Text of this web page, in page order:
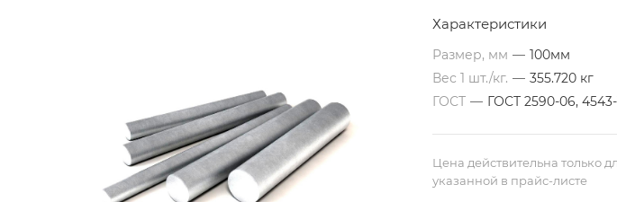
Характеристики
Размер, мм — 100мм
Вес 1 шт./кг. — 355.720 кг
ГОСТ — ГОСТ 2590-06, 4543-
Цена действительна только
указанной в прайс-листе